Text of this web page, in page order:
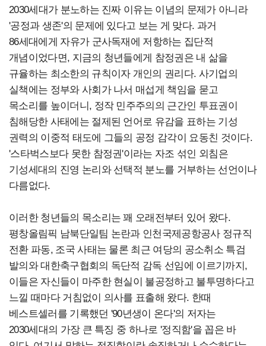
2030세대가 분노하는 진짜 이유는 이념의 문제가 아니라
'공정과 생존'의 문제에 있다고 보는 게 맞다. 과거
86세대에게 자유가 군사독재에 저항하는 집단적
개념이었다면, 지금의 청년들에게 참정권은 내 삶을
규율하는 최소한의 규칙이자 개인의 권리다. 사기업의
실책에는 정부와 사회가 나서 매섭게 책임을 묻고
목소리를 높이더니, 정작 민주주의의 근간인 투표권이
침해당한 사태에는 절제된 언어로 유감을 표하는 기성
권력의 이중적 태도에 그들의 공정 감각이 요동친 것이다.
'스타벅스보다 못한 참정권'이라는 자조 섞인 외침은
기성세대의 진영 논리와 선택적 분노를 거부하는 선언이나
다름없다.
이러한 청년들의 목소리는 꽤 오래전부터 있어 왔다.
평창올림픽 남북단일팀 논란과 인천국제공항공사 정규직
전환 파동, 조국 사태는 물론 최근 여당의 공소취소 특검
발의와 대한축구협회의 독단적 감독 선임에 이르기까지,
이들은 자신들이 마주한 현실이 불공정하고 불투명하다고
느낄 때마다 거침없이 의사를 표출해 왔다. 한때
베스트셀러를 기록했던 '90년생이 온다'의 저자는
2030세대의 가장 큰 특징 중 하나로 '정직함'을 꼽은 바